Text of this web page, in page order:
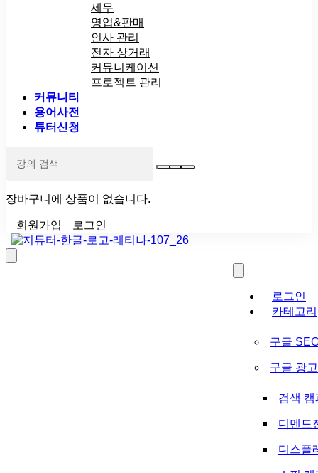
세무
영업&판매
인사 관리
전자 상거래
커뮤니케이션
프로젝트 관리
커뮤니티
용어사전
튜터신청
장바구니에 상품이 없습니다.
회원가입 로그인
로그인
카테고리
구글
구글 광
검색 캠
디멘드
디스플